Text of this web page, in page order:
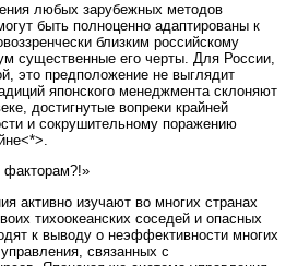
любых зарубежных методов
быть полноценно адаптированы к
близким российскому
существенные его черты. Для России,
это предположение не выглядит
японского менеджмента склоняют
достигнутые вопреки крайней
и сокрушительному поражению
факторам?!»
активно изучают во многих странах
тихоокеанских соседей и опасных
к выводу о неэффективности многих
связанных с